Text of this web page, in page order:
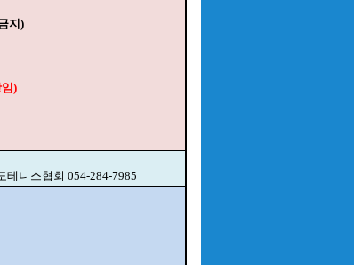
지)
)
니스협회 054-284-7985